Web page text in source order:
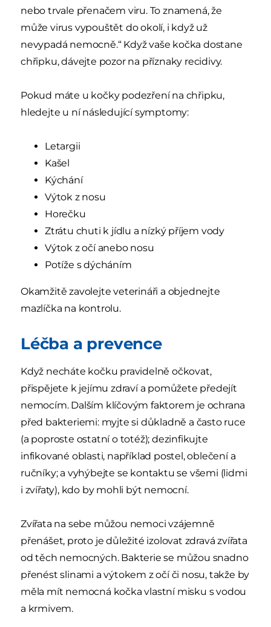
nebo trvale přenačem viru. To znamená, že
může virus vypouštět do okolí, i když už
nevypadá nemocně.“ Když vaše kočka dostane
chřipku, dávejte pozor na příznaky recidivy.
Pokud máte u kočky podezření na chřipku,
hledejte u ní následující symptomy:
Letargii
Kašel
Kýchání
Výtok z nosu
Horečku
Ztrátu chuti k jídlu a nízký příjem vody
Výtok z očí anebo nosu
Potíže s dýcháním
Okamžitě zavolejte veterináři a objednejte
mazlíčka na kontrolu.
Léčba a prevence
Když necháte kočku pravidelně očkovat,
přispějete k jejímu zdraví a pomůžete předejít
nemocím. Dalším klíčovým faktorem je ochrana
před bakteriemi: myjte si důkladně a často ruce
(a poproste ostatní o totéž); dezinfikujte
infikované oblasti, například postel, oblečení a
ručníky; a vyhýbejte se kontaktu se všemi (lidmi
i zvířaty), kdo by mohli být nemocní.
Zvířata na sebe můžou nemoci vzájemně
přenášet, proto je důležité izolovat zdravá zvířata
od těch nemocných. Bakterie se můžou snadno
přenést slinami a výtokem z očí či nosu, takže by
měla mít nemocná kočka vlastní misku s vodou
a krmivem.